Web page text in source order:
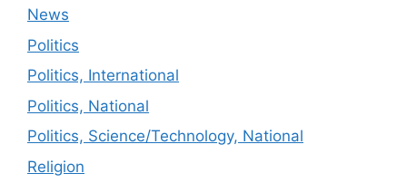
News
Politics
Politics, International
Politics, National
Politics, Science/Technology, National
Religion